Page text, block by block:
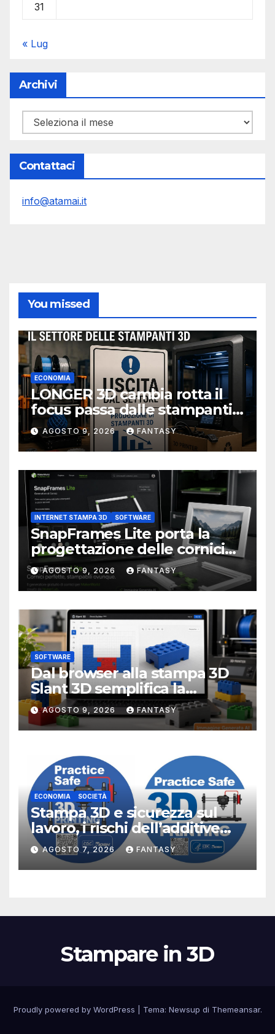
31
« Lug
Archivi
Archivi
Contattaci
info@atamai.it
You missed
ECONOMIA
LONGER 3D cambia rotta il
focus passa dalle stampanti
3D alla stampa UV?
AGOSTO 9, 2026 FANTASY
INTERNET STAMPA 3D SOFTWARE
SnapFrames Lite porta la
progettazione delle cornici
personalizzate direttamente
nel browser
AGOSTO 9, 2026 FANTASY
SOFTWARE
Dal browser alla stampa 3D
Slant 3D semplifica la
creazione di mattoncini
compatibili LEGO
AGOSTO 9, 2026 FANTASY
ECONOMIA SOCIETÀ
Stampa 3D e sicurezza sul
lavoro, i rischi dell’additive
manufacturing secondo
NIOSH
AGOSTO 7, 2026 FANTASY
Stampare in 3D
Proudly powered by WordPress Tema: Newsup di Themeansar.